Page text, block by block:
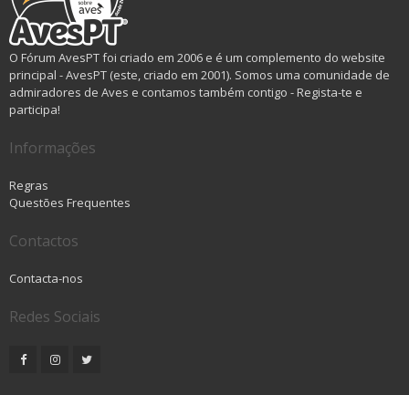
O Fórum AvesPT foi criado em 2006 e é um complemento do website
principal - AvesPT (este, criado em 2001). Somos uma comunidade de
admiradores de Aves e contamos também contigo - Regista-te e
participa!
Informações
Regras
Questões Frequentes
Contactos
Contacta-nos
Redes Sociais